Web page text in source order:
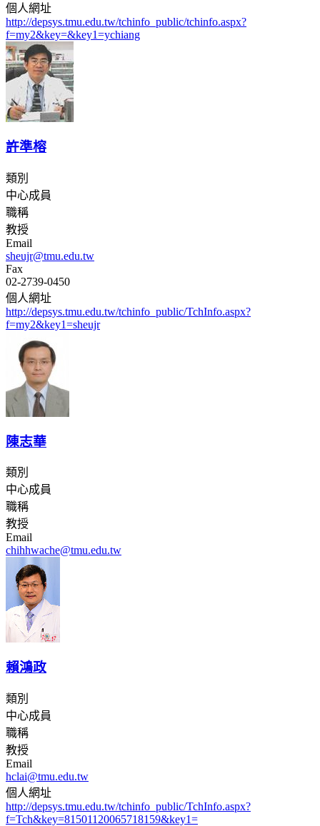
個人網址
http://depsys.tmu.edu.tw/tchinfo_public/tchinfo.aspx?
f=my2&key=&key1=ychiang
許準榕
類別
中心成員
職稱
教授
Email
sheujr@tmu.edu.tw
Fax
02-2739-0450
個人網址
http://depsys.tmu.edu.tw/tchinfo_public/TchInfo.aspx?
f=my2&key1=sheujr
陳志華
類別
中心成員
職稱
教授
Email
chihhwache@tmu.edu.tw
賴鴻政
類別
中心成員
職稱
教授
Email
hclai@tmu.edu.tw
個人網址
http://depsys.tmu.edu.tw/tchinfo_public/TchInfo.aspx?
f=Tch&key=81501120065718159&key1=